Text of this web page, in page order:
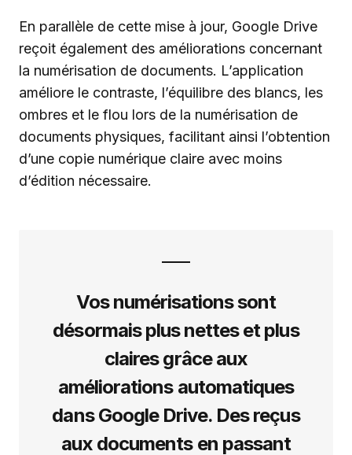
En parallèle de cette mise à jour, Google Drive
reçoit également des améliorations concernant
la numérisation de documents. L’application
améliore le contraste, l’équilibre des blancs, les
ombres et le flou lors de la numérisation de
documents physiques, facilitant ainsi l’obtention
d’une copie numérique claire avec moins
d’édition nécessaire.
Vos numérisations sont
désormais plus nettes et plus
claires grâce aux
améliorations automatiques
dans Google Drive. Des reçus
aux documents en passant